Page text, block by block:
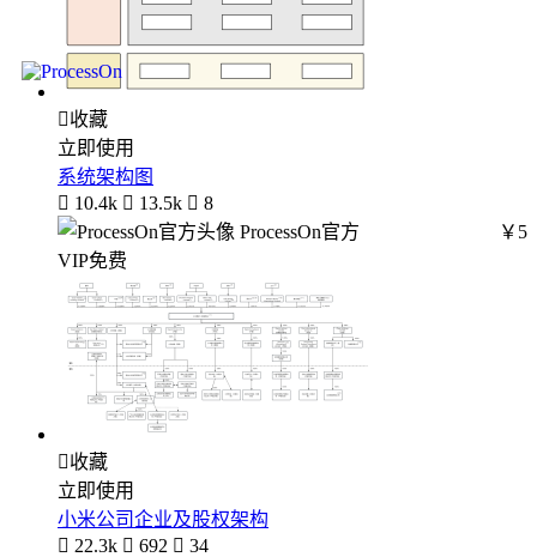
收藏
立即使用
系统架构图
 10.4k  13.5k  8
ProcessOn官方
￥5
VIP免费
收藏
立即使用
小米公司企业及股权架构
 22.3k  692  34